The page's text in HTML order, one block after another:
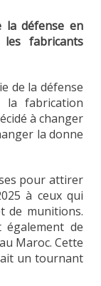
la défense en
fabricants
de la défense
fabrication
à changer
la donne
pour attirer
à ceux qui
de munitions.
également de
Maroc. Cette
un tournant